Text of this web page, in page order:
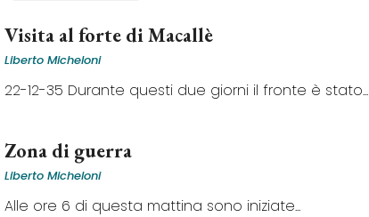
Visita al forte di Macallè
Liberto Micheloni
22-12-35 Durante questi due giorni il fronte è stato...
Zona di guerra
Liberto Micheloni
Alle ore 6 di questa mattina sono iniziate...